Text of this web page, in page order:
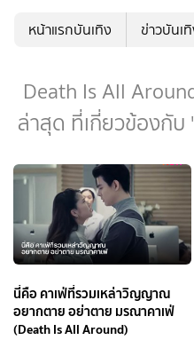
หน้าแรกบันเทิง ข่าวบันเ
Death Is All
ล่าสุด ที่เกี่ยวข้องกับ
นี่คือ คาเฟ่ที่รวมเหล่าวิญญาณ
อยากตาย อย่าตาย มรณาคาเฟ่
(Death Is All Around)